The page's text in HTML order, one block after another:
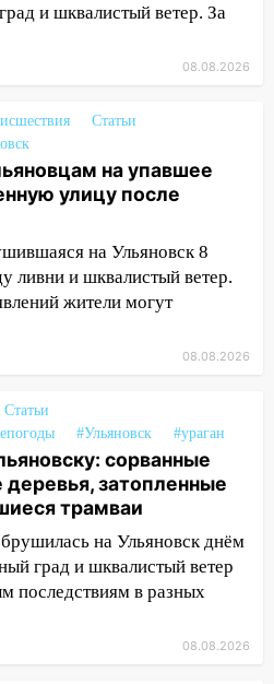
мост в
закрытым до
сюрприз: гороскоп
повезет с
неожиданная
области объявили
звучат сирены
аграрии смогут
платежа
управлении
к
органов
Федерации
приглашают
чебурашку»
и шквалистый ветер. За
08.08.2026
Статьи
на упавшее
улицу после
на Ульяновск 8
ливни и шквалистый ветер.
жители могут
08.08.2026
Статьи
#Ульяновск #ураган
сорванные
затопленные
трамваи
на Ульяновск днём
град и шквалистый ветер
последствиям в разных
08.08.2026